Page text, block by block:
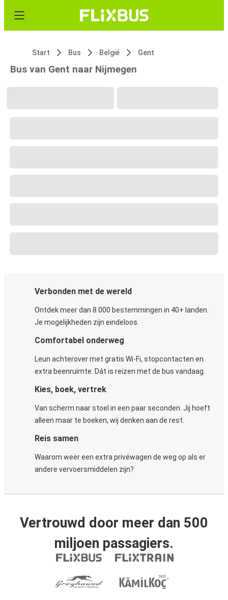
Start Bus België Gent
Bus van Gent naar Nijmegen
Verbonden met de wereld
Ontdek meer dan 8.000 bestemmingen in 40+ landen.
Je mogelijkheden zijn eindeloos.
Comfortabel onderweg
Leun achterover met gratis Wi-Fi, stopcontacten en
extra beenruimte. Dát is reizen met de bus vandaag.
Kies, boek, vertrek
Van scherm naar stoel in een paar seconden. Jij hoeft
alleen maar te boeken, wij denken aan de rest.
Reis samen
Waarom weer een extra privéwagen de weg op als er
andere vervoersmiddelen zijn?
Vertrouwd door meer dan 500
miljoen passagiers.